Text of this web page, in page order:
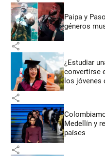
Paipa y
géneros
share
¿Estudiar
convertirse
los jóvenes
share
Medellín y
países
share